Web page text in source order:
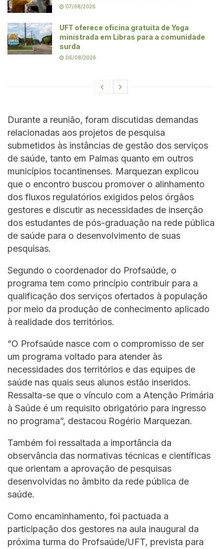
07/08/2026
UFT oferece oficina gratuita de Yoga
ministrada em Libras para a comunidade
surda
06/08/2026
Durante a reunião, foram discutidas demandas
relacionadas aos projetos de pesquisa
submetidos às instâncias de gestão dos serviços
de saúde, tanto em Palmas quanto em outros
municípios tocantinenses. Marquezan explicou
que o encontro buscou promover o alinhamento
dos fluxos regulatórios exigidos pelos órgãos
gestores e discutir as necessidades de inserção
dos estudantes de pós-graduação na rede pública
de saúde para o desenvolvimento de suas
pesquisas.
Segundo o coordenador do Profsaúde, o
programa tem como princípio contribuir para a
qualificação dos serviços ofertados à população
por meio da produção de conhecimento aplicado
à realidade dos territórios.
“O Profsaúde nasce com o compromisso de ser
um programa voltado para atender às
necessidades dos territórios e das equipes de
saúde nas quais seus alunos estão inseridos.
Ressalta-se que o vínculo com a Atenção Primária
à Saúde é um requisito obrigatório para ingresso
no programa”, destacou Rogério Marquezan.
Também foi ressaltada a importância da
observância das normativas técnicas e científicas
que orientam a aprovação de pesquisas
desenvolvidas no âmbito da rede pública de
saúde.
Como encaminhamento, foi pactuada a
participação dos gestores na aula inaugural da
próxima turma do Profsaúde/UFT, prevista para